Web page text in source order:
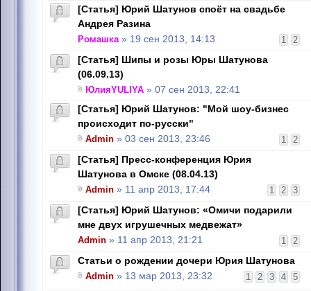
[Статья] Юрий Шатунов споёт на свадьбе
Андрея Разина
1 2
Ромашка» 19 сен 2013, 14:13
[Статья] Шипы и розы Юры Шатунова
(06.09.13)
ЮлияYULIYA » 07 сен 2013, 22:41
[Статья] Юрий Шатунов: "Мой шоу-бизнес
происходит по-русски"
1 2
Admin » 03 сен 2013, 23:46
[Статья] Пресс-конференция Юрия
Шатунова в Омске (08.04.13)
1 2 3
Admin » 11 апр 2013, 17:44
[Статья] Юрий Шатунов: «Омичи подарили
мне двух игрушечных медвежат»
1 2
Admin » 11 апр 2013, 21:21
Статьи о рождении дочери Юрия Шатунова
1 2 3 4 5
Admin » 13 мар 2013, 23:32